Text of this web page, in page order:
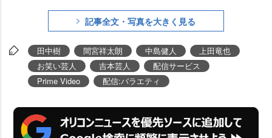
林幸子、寺田心、上田竜也、Mr.マ
リック、藤原紀香、貴乃花、寺島
進、宮崎美子、松本まりから、各
界から集結した14人の豪華ゲスト
が解禁となった。
記事全文・写真を大きく見る
田中樹 間宮祥太朗 中島健人
上田竜也
お笑い芸人
吉本芸人
配信サービス
Prime Video
配信:バラエティ